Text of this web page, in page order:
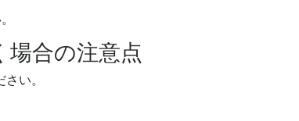
場合の注意点
い。